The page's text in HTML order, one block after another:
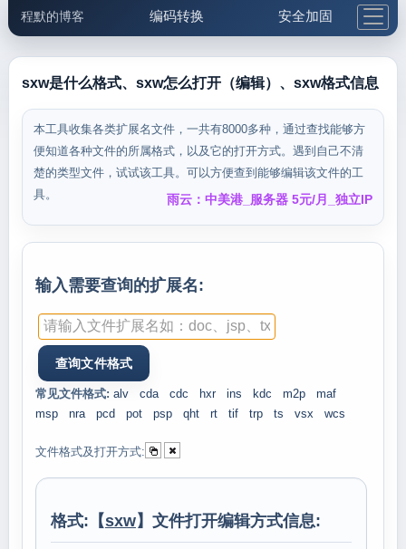
程默的博客 编码转换 安全加固
邮件工具 生活便民 更多工具
5.1支付宝大红包
sxw是什么格式、sxw怎么打开（编辑）、sxw格式信息
本工具收集各类扩展名文件，一共有8000多种，通过查找能够方
便知道各种文件的所属格式，以及它的打开方式。遇到自己不清
楚的类型文件，试试该工具。可以方便查到能够编辑该文件的工
具。
雨云：中美港_服务器 5元/月_独立IP
输入需要查询的扩展名:
常见文件格式: alv cda cdc hxr ins kdc m2p
maf
msp
nra pcd pot psp qht rt tif trp ts vsx wcs
文件格式及打开方式:
格式:【sxw】文件打开编辑方式信息: